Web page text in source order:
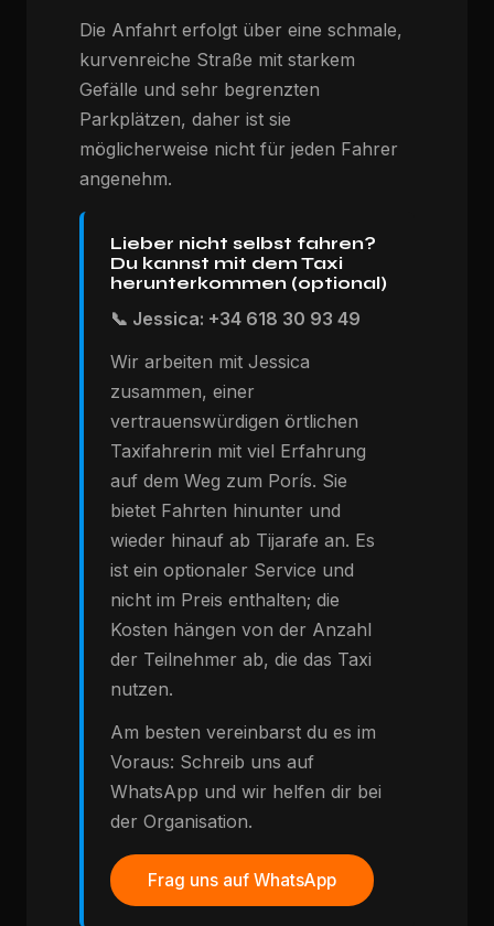
Die Anfahrt erfolgt über eine schmale,
kurvenreiche Straße mit starkem
Gefälle und sehr begrenzten
Parkplätzen, daher ist sie
möglicherweise nicht für jeden Fahrer
angenehm.
Lieber nicht selbst fahren?
Du kannst mit dem Taxi
herunterkommen (optional)
📞 Jessica: +34 618 30 93 49
Wir arbeiten mit Jessica
zusammen, einer
vertrauenswürdigen örtlichen
Taxifahrerin mit viel Erfahrung
auf dem Weg zum Porís. Sie
bietet Fahrten hinunter und
wieder hinauf ab Tijarafe an. Es
ist ein optionaler Service und
nicht im Preis enthalten; die
Kosten hängen von der Anzahl
der Teilnehmer ab, die das Taxi
nutzen.
Am besten vereinbarst du es im
Voraus: Schreib uns auf
WhatsApp und wir helfen dir bei
der Organisation.
Frag uns auf WhatsApp